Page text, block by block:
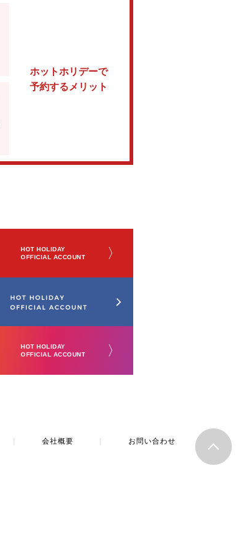
ホットホリデーで
予約するメリット
HOT HOLIDAY
OFFICIAL ACCOUNT
〉
HOT HOLIDAY
OFFICIAL ACCOUNT
〉
会社概要 お問い合わせ